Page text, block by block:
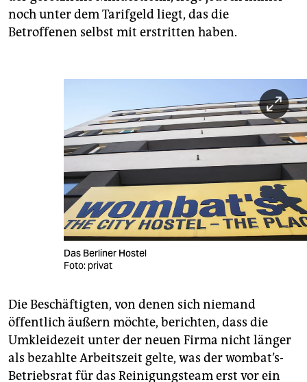
noch unter dem Tarifgeld liegt, das die
Betroffenen selbst mit erstritten haben.
Das Berliner Hostel
Foto: privat
Die Beschäftigten, von denen sich niemand
öffentlich äußern möchte, berichten, dass die
Umkleidezeit unter der neuen Firma nicht länger
als bezahlte Arbeitszeit gelte, was der wombat’s-
Betriebsrat für das Reinigungsteam erst vor ein